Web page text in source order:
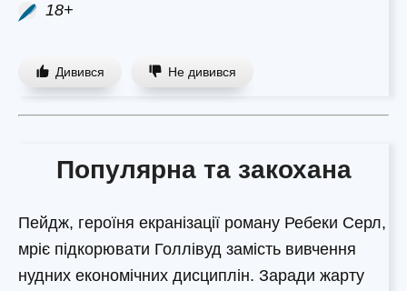
18+
Дивився Не дивився
Популярна та закохана
Пейдж, героїня екранізації роману Ребеки Серл,
мріє підкорювати Голлівуд замість вивчення
нудних економічних дисциплін. Заради жарту